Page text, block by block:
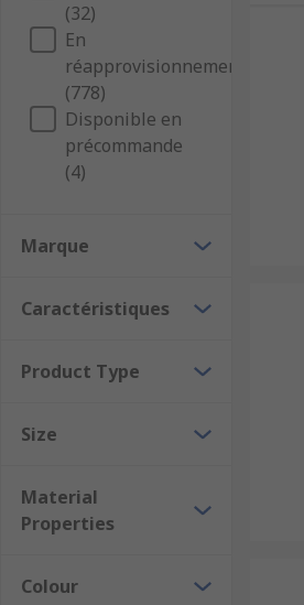
(32)
En
réapprovisionnement
(778)
Disponible en
précommande
(4)
Marque
Caractéristiques
Product Type
Size
Material
Properties
Colour